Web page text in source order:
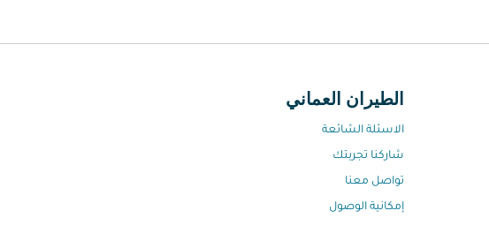
الطيران العماني
الاسئلة الشائعة
شاركنا تجربتك
تواصل معنا
إمكانية الوصول